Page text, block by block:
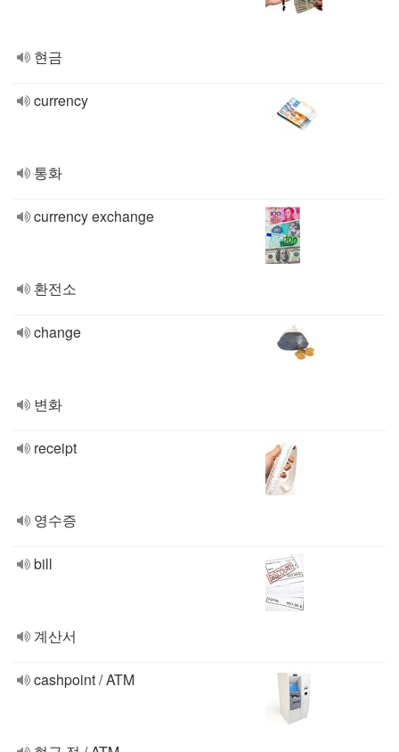
현금
currency
통화
currency exchange
환전소
change
변화
receipt
영수증
bill
계산서
cashpoint / ATM